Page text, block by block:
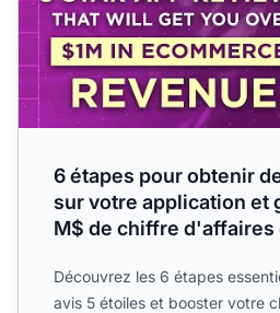
6 étapes pour obtenir
sur votre application et
M$ de chiffre d'affaires
Découvrez les 6 étapes
avis 5 étoiles et booster votre